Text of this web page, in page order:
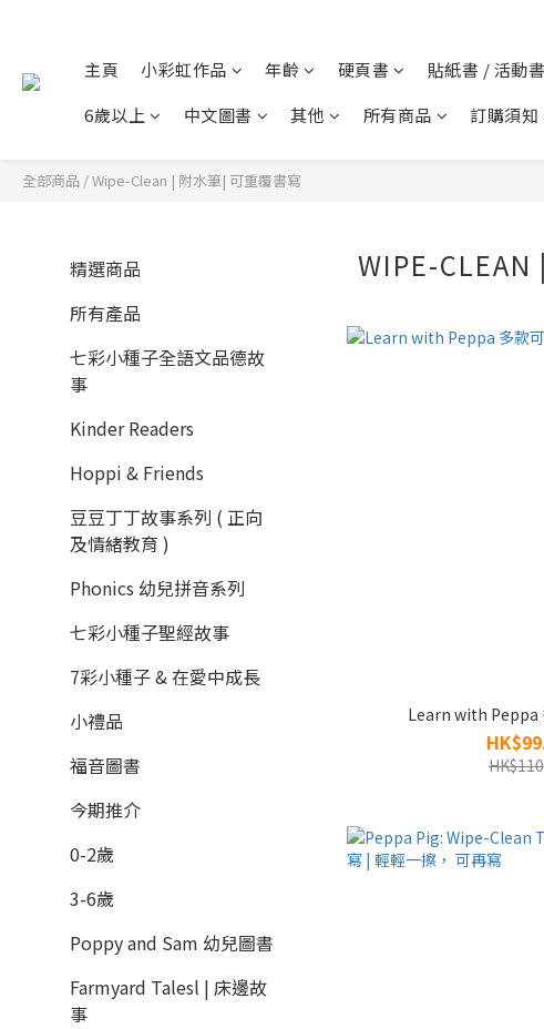
主頁 小彩虹作品 年齡 硬頁書 貼紙書 / 活動書
6歲以上
中文圖書 其他 所有商品 訂購須知
全部商品 /Wipe-Clean | 附水筆| 可重覆書寫
精選商品
所有產品
七彩小種子全語文品德故
事
Kinder Readers
Hoppi & Friends
豆豆丁丁故事系列 ( 正向
及情緒教育 )
Phonics 幼兒拼音系列
七彩小種子聖經故事
7彩小種子 & 在愛中成長
小禮品
福音圖書
今期推介
0-2歲
3-6歲
Poppy and Sam 幼兒圖書
Farmyard Talesl | 床邊故
事
WIPE-
Learn with Peppa